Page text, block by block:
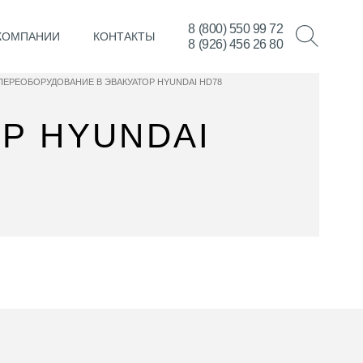
КОНТАКТЫ
8 (800) 550 99 72
8 (926) 456 26 80
В ЭВАКУАТОР HYUNDAI HD78